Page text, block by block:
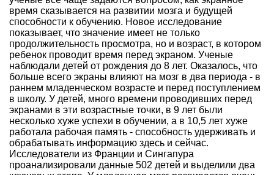
время сказывается на развитии мозга и будущей
способности к обучению. Новое исследование
показывает, что значение имеет не только
продолжительность просмотра, но и возраст, в котором
ребенок проводит время перед экраном. Ученые
наблюдали детей от рождения до 8 лет. Оказалось, что
больше всего экраны влияют на мозг в два периода - в
раннем младенческом возрасте и перед поступлением
в школу. У детей, много времени проводивших перед
экранами в эти возрастные точки, в 9 лет были
несколько хуже успехи в обучении, а в 10,5 лет хуже
работала рабочая память - способность удерживать и
обрабатывать информацию здесь и сейчас.
Исследователи из Франции и Сингапура
проанализировали данные 502 детей и выделили два